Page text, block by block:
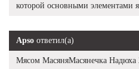
которой основными элементами
Apso ответил(а)
Мясом МасяняМасянечка